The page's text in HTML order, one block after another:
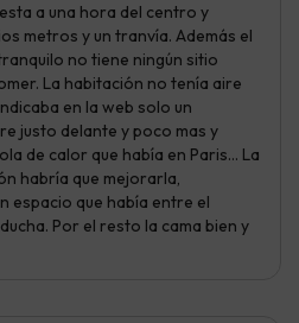
a una hora del centro y
metros y un tranvía. Además el
no tiene ningún sitio
La habitación no tenía aire
en la web solo un
justo delante y poco mas y
de calor que había en Paris… La
habría que mejorarla,
espacio que había entre el
Por el resto la cama bien y